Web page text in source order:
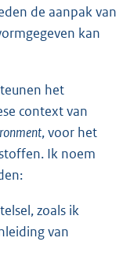
de aanpak van
kan
het
context van
, voor het
Ik noem
zoals ik
van